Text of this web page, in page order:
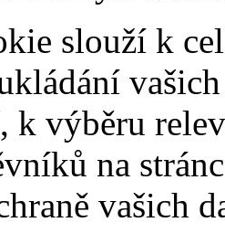
slouží k
k výběru
na
vašich